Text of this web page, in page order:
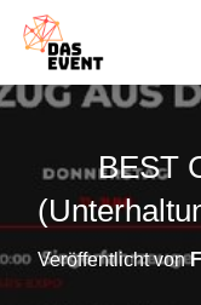
BEST
Veröffentlicht von